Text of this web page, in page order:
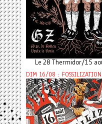
Le 28 Thermidor/15
DIM 16/08 : FOSSILIZATION